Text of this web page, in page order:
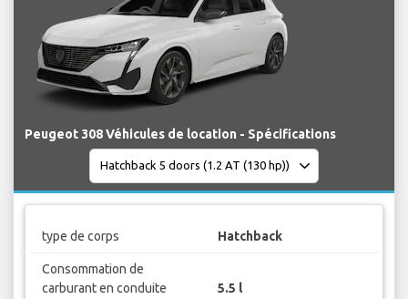
Peugeot 308 Véhicules de location - Spécifications
type de corps Hatchback
Consommation de
carburant en conduite
5.5 l